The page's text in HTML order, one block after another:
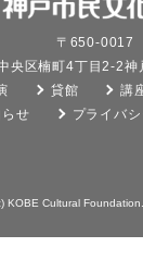
〒650-0017
央区楠町4丁目2-2神
貸館 講
せ
プライバ
KOBE Cultural